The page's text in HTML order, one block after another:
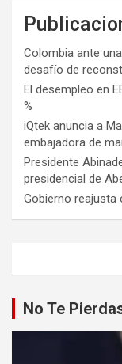
Colombia ante
desafío de
El desempleo en
%
iQtek anuncia a
embajadora de
Presidente
presidencial de
Gobierno reajusta
No Te